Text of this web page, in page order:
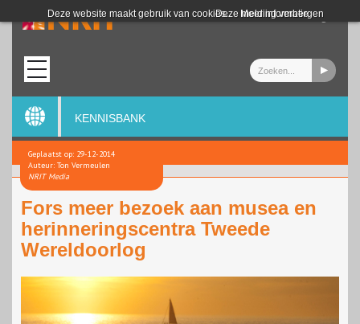
Deze website maakt gebruik van cookies. Meer informatie
Deze melding verbergen
Login
KENNISBANK
Geplaatst op: 29-12-2014
Auteur: Ton Vermeulen
NRIT Media
Fors meer bezoek aan musea en
herinneringscentra Tweede
Wereldoorlog